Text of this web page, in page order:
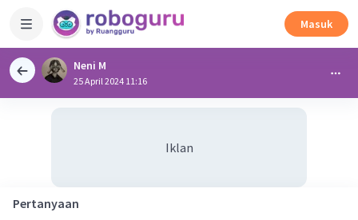
Masuk
Neni M
25 April 2024 11:16
Iklan
Pertanyaan